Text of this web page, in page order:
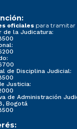
oficiales para tramitar
de la Judicatura:
de Disciplina Judicial:
Justicia:
de Administración
Bogotá